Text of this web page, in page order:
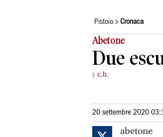
Pistoia Cronaca
Abetone
Due
c.b.
20 settembre 2020
abetone